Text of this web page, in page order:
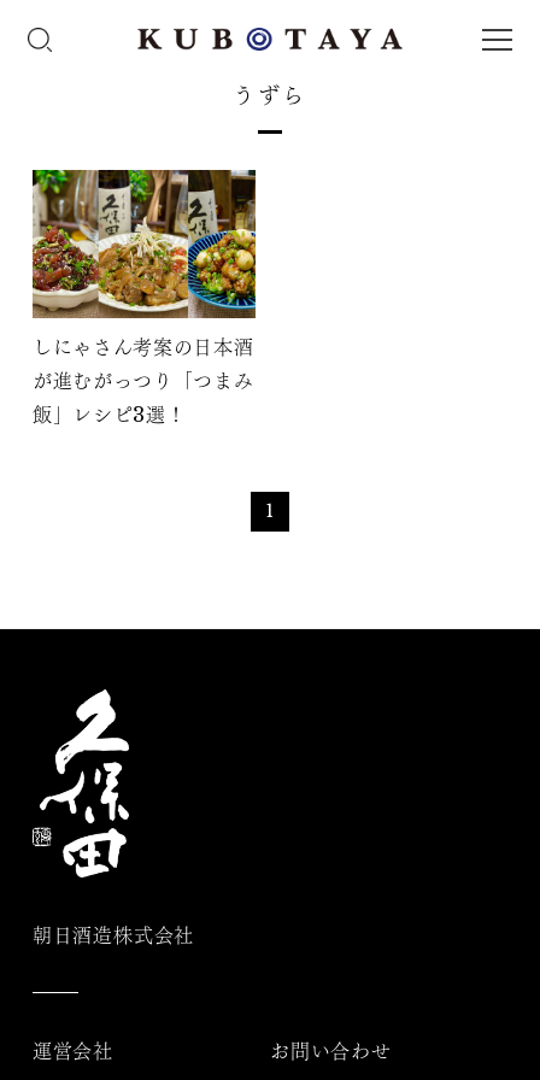
うずら
しにゃさん考案の日本酒
が進むがっつり「つまみ
飯」レシピ3選！
1
朝日酒造株式会社
運営会社 お問い合わせ